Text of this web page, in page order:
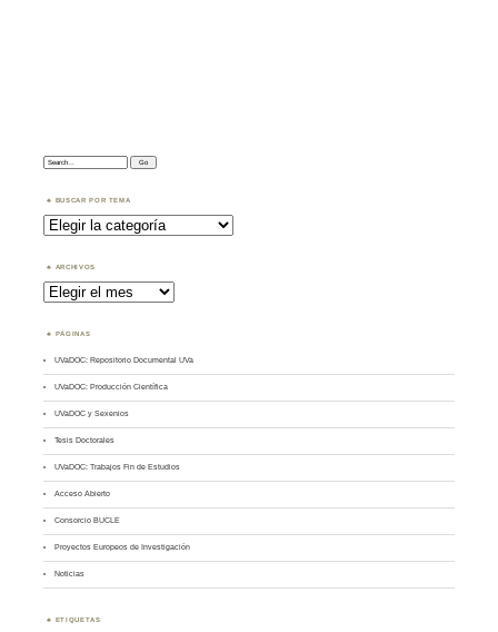
Search:
BUSCAR POR TEMA
Buscar
por
Tema
ARCHIVOS
Archivos
PÁGINAS
UVaDOC: Repositorio Documental UVa
UVaDOC: Producción Científica
UVaDOC y Sexenios
Tesis Doctorales
UVaDOC: Trabajos Fin de Estudios
Acceso Abierto
Consorcio BUCLE
Proyectos Europeos de Investigación
Noticias
ETIQUETAS